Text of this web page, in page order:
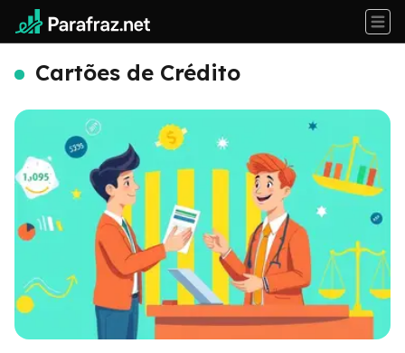
Cartões de Crédito